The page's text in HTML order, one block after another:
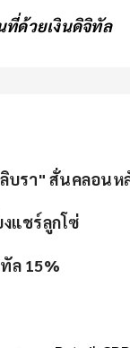
ที่ด้วยเงินดิจิทัล
ลิบรา" สั่นคลอน
แชร์ลูกโซ่
ล 15%